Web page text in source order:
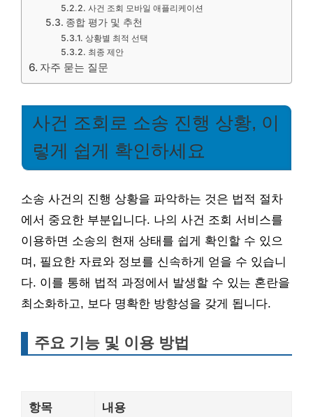
사건 조회 모바일 애플리케이션
종합 평가 및 추천
상황별 최적 선택
최종 제안
자주 묻는 질문
사건 조회로 소송 진행 상황, 이
렇게 쉽게 확인하세요
소송 사건의 진행 상황을 파악하는 것은 법적 절차
에서 중요한 부분입니다. 나의 사건 조회 서비스를
이용하면 소송의 현재 상태를 쉽게 확인할 수 있으
며, 필요한 자료와 정보를 신속하게 얻을 수 있습니
다. 이를 통해 법적 과정에서 발생할 수 있는 혼란을
최소화하고, 보다 명확한 방향성을 갖게 됩니다.
주요 기능 및 이용 방법
항목 내용